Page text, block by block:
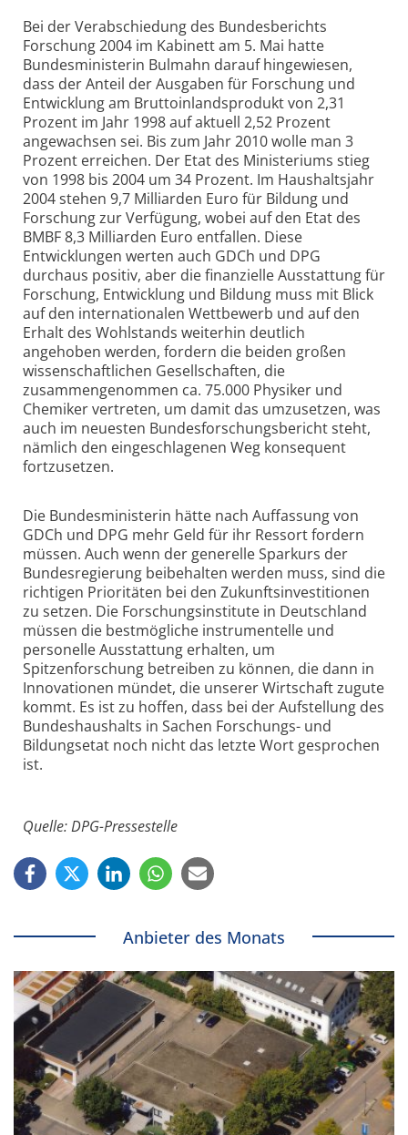
Bei der Verabschiedung des Bundesberichts
Forschung 2004 im Kabinett am 5. Mai hatte
Bundesministerin Bulmahn darauf hingewiesen,
dass der Anteil der Ausgaben für Forschung und
Entwicklung am Bruttoinlandsprodukt von 2,31
Prozent im Jahr 1998 auf aktuell 2,52 Prozent
angewachsen sei. Bis zum Jahr 2010 wolle man 3
Prozent erreichen. Der Etat des Ministeriums stieg
von 1998 bis 2004 um 34 Prozent. Im Haushaltsjahr
2004 stehen 9,7 Milliarden Euro für Bildung und
Forschung zur Verfügung, wobei auf den Etat des
BMBF 8,3 Milliarden Euro entfallen. Diese
Entwicklungen werten auch GDCh und DPG
durchaus positiv, aber die finanzielle Ausstattung für
Forschung, Entwicklung und Bildung muss mit Blick
auf den internationalen Wettbewerb und auf den
Erhalt des Wohlstands weiterhin deutlich
angehoben werden, fordern die beiden großen
wissenschaftlichen Gesellschaften, die
zusammengenommen ca. 75.000 Physiker und
Chemiker vertreten, um damit das umzusetzen, was
auch im neuesten Bundesforschungsbericht steht,
nämlich den eingeschlagenen Weg konsequent
fortzusetzen.
Die Bundesministerin hätte nach Auffassung von
GDCh und DPG mehr Geld für ihr Ressort fordern
müssen. Auch wenn der generelle Sparkurs der
Bundesregierung beibehalten werden muss, sind die
richtigen Prioritäten bei den Zukunftsinvestitionen
zu setzen. Die Forschungsinstitute in Deutschland
müssen die bestmögliche instrumentelle und
personelle Ausstattung erhalten, um
Spitzenforschung betreiben zu können, die dann in
Innovationen mündet, die unserer Wirtschaft zugute
kommt. Es ist zu hoffen, dass bei der Aufstellung des
Bundeshaushalts in Sachen Forschungs- und
Bildungsetat noch nicht das letzte Wort gesprochen
ist.
Quelle: DPG-Pressestelle
Anbieter des Monats